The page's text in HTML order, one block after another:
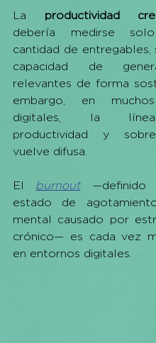
La productividad
debería medirse
cantidad de entregables,
capacidad de
relevantes de forma
embargo, en
digitales, la
productividad y
vuelve difusa.
El burnout —definido
estado de
mental causado por
crónico— es cada vez
en entornos digitales.